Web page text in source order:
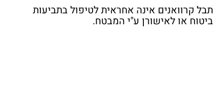
תבל קרוואנים אינה אחראית לטיפול בתביעות
ביטוח או לאישורן ע"י המבטח.